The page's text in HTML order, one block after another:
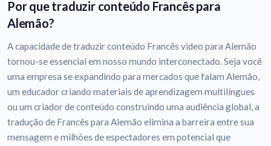
Por que traduzir conteúdo Francês para
Alemão?
A capacidade de traduzir conteúdo Francês video para Alemão
tornou-se essencial em nosso mundo interconectado. Seja você
uma empresa se expandindo para mercados que falam Alemão,
um educador criando materiais de aprendizagem multilíngues
ou um criador de conteúdo construindo uma audiência global, a
tradução de Francês para Alemão elimina a barreira entre sua
mensagem e milhões de espectadores em potencial que